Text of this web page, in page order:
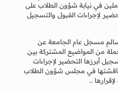
في نيابة شؤون الطلاب على
لإجراءات القبول والتسجيل
مسجل عام الجامعة عن
من المواضيع المشتركة بين
أبرزها التحضير لإجراءات
في مجلس شؤون الطلاب
..